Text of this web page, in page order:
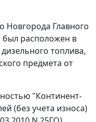
Новгорода Главного
был расположен в
топлива,
предмета от
"Континент-
(без учета износа)